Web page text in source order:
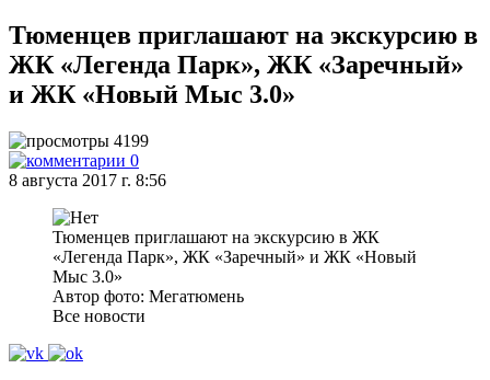
Тюменцев приглашают на экскурсию в
ЖК «Легенда Парк», ЖК «Заречный»
и ЖК «Новый Мыс 3.0»
4199
0
8 августа 2017 г. 8:56
Тюменцев приглашают на экскурсию в ЖК
«Легенда Парк», ЖК «Заречный» и ЖК «Новый
Мыс 3.0»
Автор фото: Мегатюмень
Все новости